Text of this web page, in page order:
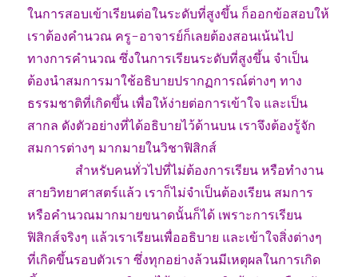
ในการสอบเข้าเรียนต่อในระดับที่สูงขึ้น ก็ออกข้อสอบให้
เราต้องคำนวณ ครู-อาจารย์ก็เลยต้องสอนเน้นไป
ทางการคำนวณ ซึ่งในการเรียนระดับที่สูงขึ้น จำเป็น
ต้องนำสมการมาใช้อธิบายปรากฏการณ์ต่างๆ ทาง
ธรรมชาติที่เกิดขึ้น เพื่อให้ง่ายต่อการเข้าใจ และเป็น
สากล ดังตัวอย่างที่ได้อธิบายไว้ด้านบน เราจึงต้องรู้จัก
สมการต่างๆ มากมายในวิชาฟิสิกส์
สำหรับคนทั่วไปที่ไม่ต้องการเรียน หรือทำงาน
สายวิทยาศาสตร์แล้ว เราก็ไม่จำเป็นต้องเรียน สมการ
หรือคำนวณมากมายขนาดนั้นก็ได้ เพราะการเรียน
ฟิสิกส์จริงๆ แล้วเราเรียนเพื่ออธิบาย และเข้าใจสิ่งต่างๆ
ที่เกิดขึ้นรอบตัวเรา ซึ่งทุกอย่างล้วนมีเหตุผลในการเกิด